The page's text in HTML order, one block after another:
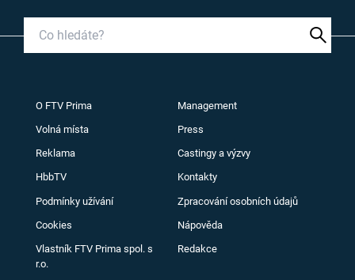
O FTV Prima Management
Volná místa Press
Reklama Castingy a výzvy
HbbTV Kontakty
Podmínky užívání Zpracování osobních údajů
Cookies Nápověda
Vlastník FTV Prima spol. s
r.o.
Redakce